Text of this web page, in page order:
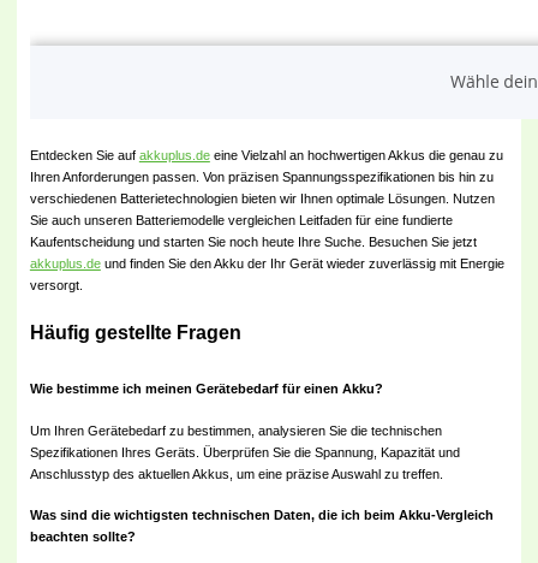
Entdecken Sie auf akkuplus.deeine Vielzahl an hochwertigen Akkus die genau zu
Ihren Anforderungen passen. Von präzisen Spannungsspezifikationen bis hin zu
verschiedenen Batterietechnologien bieten wir Ihnen optimale Lösungen. Nutzen
Sie auch unseren Batteriemodelle vergleichen Leitfaden für eine fundierte
Kaufentscheidung und starten Sie noch heute Ihre Suche. Besuchen Sie jetzt
akkuplus.deund finden Sie den Akku der Ihr Gerät wieder zuverlässig mit Energie
versorgt.
Häufig gestellte Fragen
Wie bestimme ich meinen Gerätebedarf für einen Akku?
Um Ihren Gerätebedarf zu bestimmen, analysieren Sie die technischen
Spezifikationen Ihres Geräts. Überprüfen Sie die Spannung, Kapazität und
Anschlusstyp des aktuellen Akkus, um eine präzise Auswahl zu treffen.
Was sind die wichtigsten technischen Daten, die ich beim Akku-Vergleich
beachten sollte?